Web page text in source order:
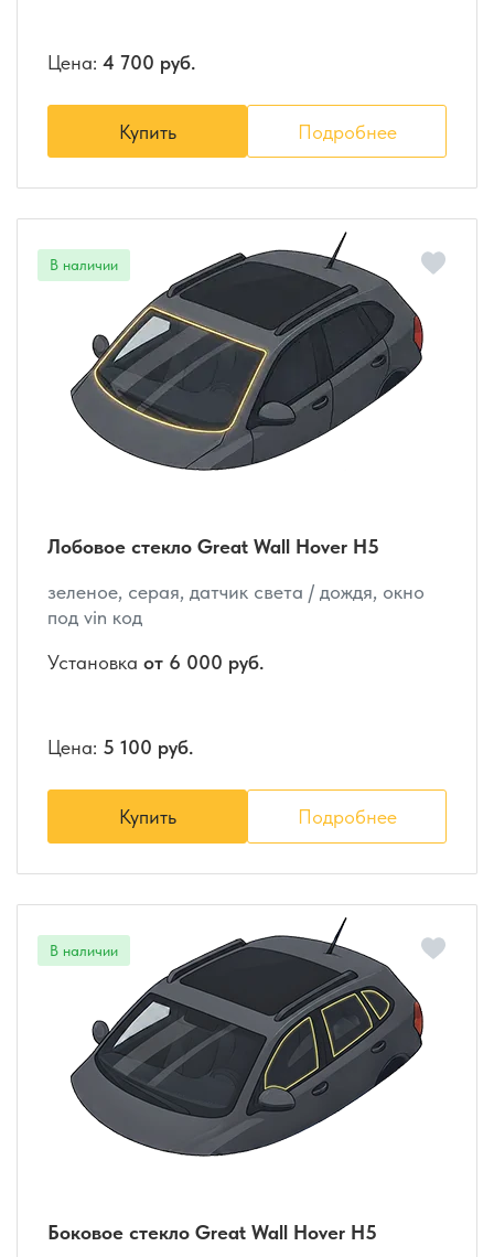
Цена: 4 700 руб.
Купить Подробнее
Лобовое стекло Great Wall Hover H5
зеленое, серая, датчик света / дождя, окно
под vin код
Установка от 6 000 руб.
Цена: 5 100 руб.
Купить Подробнее
Боковое стекло Great Wall Hover H5